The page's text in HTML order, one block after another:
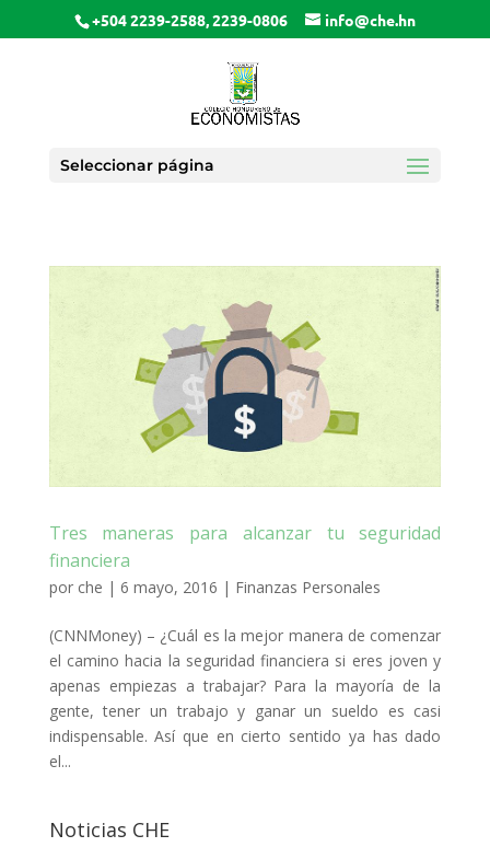
+504 2239-2588, 2239-0806 info@che.hn
Seleccionar página
Tres maneras para alcanzar tu seguridad
financiera
por che | 6 mayo, 2016 | Finanzas Personales
(CNNMoney) – ¿Cuál es la mejor manera de comenzar
el camino hacia la seguridad financiera si eres joven y
apenas empiezas a trabajar? Para la mayoría de la
gente, tener un trabajo y ganar un sueldo es casi
indispensable. Así que en cierto sentido ya has dado
el...
Noticias CHE